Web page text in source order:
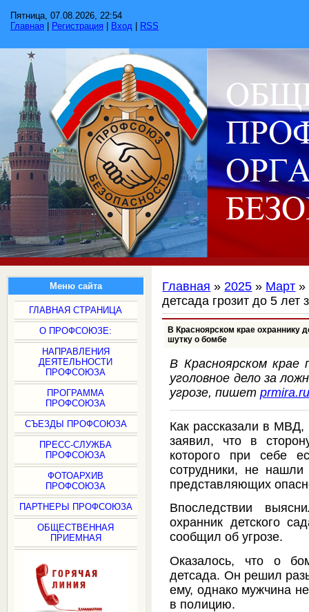
Пятница, 07.08.2026, 22:54
Главная
Регистрация Вход RSS
Меню сайта
ГЛАВНАЯ СТРАНИЦА
О ПРОФСОЮЗЕ:
НАПРАВЛЕНИЯ
ДЕЯТЕЛЬНОСТИ
ПРОФСОЮЗА
ПРОГРАММА
ПРОФСОЮЗА
СЪЕЗДЫ ПРОФСОЮЗА
ПРЕСС-СЛУЖБА
ПРОФСОЮЗА
ФОТОАРХИВ
ПРОФСОЮЗА
ПАРТНЕРЫ ПРОФСОЮЗА
ОБЩЕСТВЕННАЯ
ПРИЕМНАЯ
Главная »2025 » Март »
детсада грозит до 5
В Красноярском крае охраннику
шутку о бомбе
В Красноярском крае
уголовное дело за
угрозе, пишет
Как рассказали в
заявил, что в
которого при себе
сотрудники, не
представляющих
Впоследствии
охранник детского
сообщил об угрозе.
Оказалось, что о
детсада. Он решил
ему, однако мужчина
в полицию.